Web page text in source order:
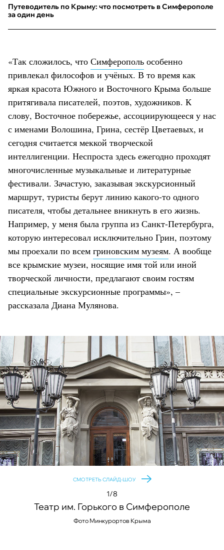
Путеводитель по Крыму: что посмотреть в Симферополе
за один день
«Так сложилось, что Симферополь особенно
привлекал философов и учёных. В то время как
яркая красота Южного и Восточного Крыма больше
притягивала писателей, поэтов, художников. К
слову, Восточное побережье, ассоциирующееся у нас
с именами Волошина, Грина, сестёр Цветаевых, и
сегодня считается меккой творческой
интеллигенции. Неспроста здесь ежегодно проходят
многочисленные музыкальные и литературные
фестивали. Зачастую, заказывая экскурсионный
маршрут, туристы берут линию какого-то одного
писателя, чтобы детальнее вникнуть в его жизнь.
Например, у меня была группа из Санкт-Петербурга,
которую интересовал исключительно Грин, поэтому
мы проехали по всем гриновским музеям. А вообще
все крымские музеи, носящие имя той или иной
творческой личности, предлагают своим гостям
специальные экскурсионные программы», –
рассказала Диана Мулянова.
СМОТРЕТЬ СЛАЙД-ШОУ
1/8
Театр им. Горького в Симферополе
Фото Минкурортов Крыма